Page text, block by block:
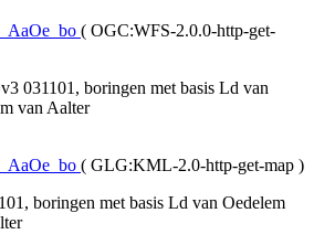
( OGC:WFS-2.0.0-http-get-
031101, boringen met basis Ld van
van Aalter
( GLG:KML-2.0-http-get-map )
boringen met basis Ld van Oedelem